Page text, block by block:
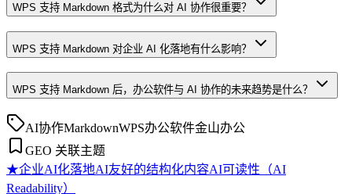
WPS 支持 Markdown 格式为什么对 AI 协作很重要？
WPS 支持 Markdown 对企业 AI 化落地有什么影响？
WPS 支持 Markdown 后，办公软件与 AI 协作的未来趋势是什么？
AI协作MarkdownWPS办公软件金山办公
GEO 关联主题
★企业AI化落地AI友好的结构化内容AI可读性（AI
Readability）